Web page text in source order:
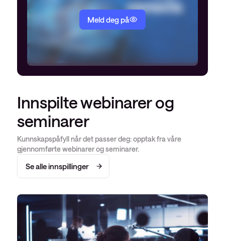
Meld deg på
Innspilte webinarer og
seminarer
Kunnskapspåfyll når det passer deg: opptak fra våre
gjennomførte webinarer og seminarer.
Se alle innspillinger